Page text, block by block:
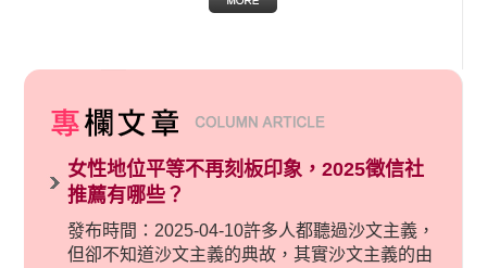
女性地位平等不再刻板印象，2025徵信社
推薦有哪些？
發布時間：2025-04-10許多人都聽過沙文主義，
但卻不知道沙文主義的典故，其實沙文主義的由